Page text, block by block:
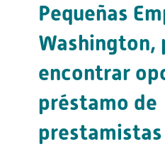
Pequeñas
Washington,
encontrar
préstamo de
prestamistas